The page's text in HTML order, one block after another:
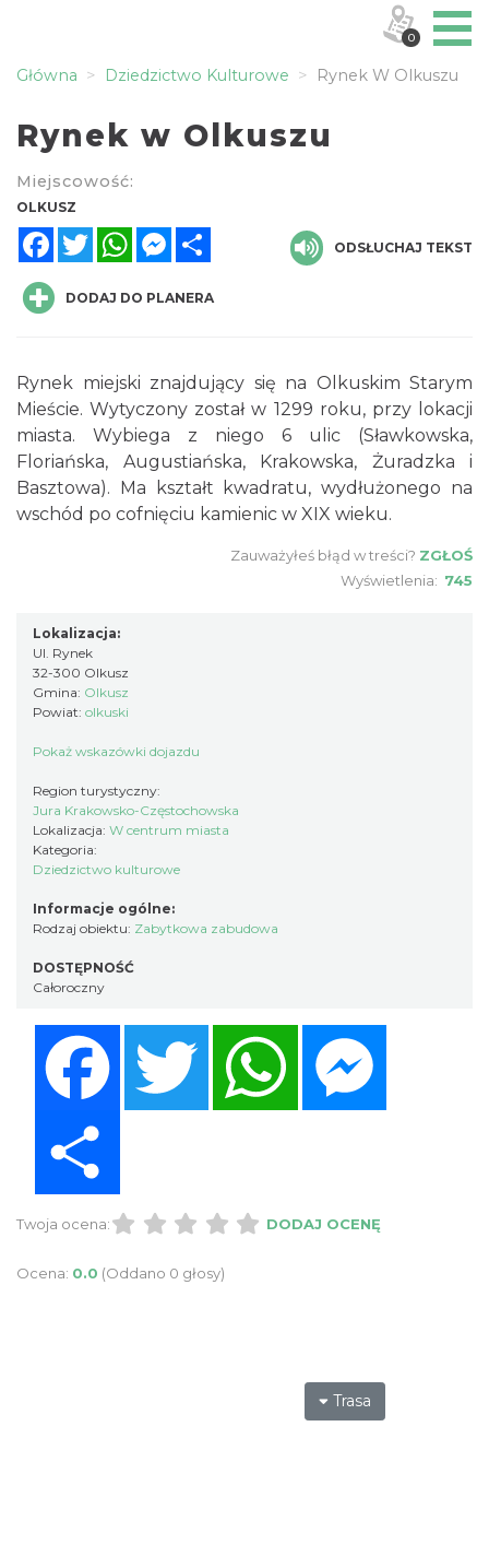
Główna Dziedzictwo Kulturowe Rynek W Olkuszu
Rynek w Olkuszu
Miejscowość:
OLKUSZ
FacebookTwitterWhatsAppMessenger
ODSŁUCHAJ TEKST
DODAJ DO PLANERA
Rynek miejski znajdujący się na Olkuskim Starym
Mieście. Wytyczony został w 1299 roku, przy lokacji
miasta. Wybiega z niego 6 ulic (Sławkowska,
Floriańska, Augustiańska, Krakowska, Żuradzka i
Basztowa). Ma kształt kwadratu, wydłużonego na
wschód po cofnięciu kamienic w XIX wieku.
Zauważyłeś błąd w treści? ZGŁOŚ
Wyświetlenia: 745
Lokalizacja:
Ul. Rynek
32-300 Olkusz
Gmina: Olkusz
Powiat: olkuski
Pokaż wskazówki dojazdu
Region turystyczny:
Jura Krakowsko-Częstochowska
Lokalizacja: W centrum miasta
Kategoria:
Dziedzictwo kulturowe
Informacje ogólne:
Rodzaj obiektu: Zabytkowa zabudowa
DOSTĘPNOŚĆ
Całoroczny
Twitter WhatsApp
Twoja ocena: DODAJ OCENĘ
Ocena: 0.0 (Oddano 0 głosy)
Trasa
0